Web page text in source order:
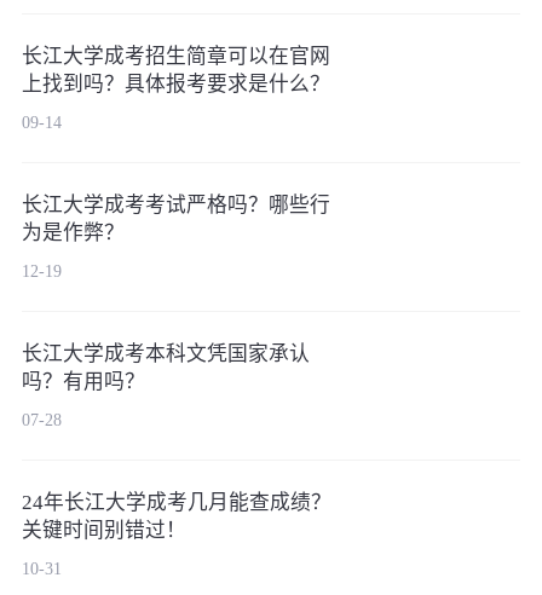
长江大学成考招生简章可以在官网
上找到吗？具体报考要求是什么？
09-14
长江大学成考考试严格吗？哪些行
为是作弊？
12-19
长江大学成考本科文凭国家承认
吗？有用吗？
07-28
24年长江大学成考几月能查成绩？
关键时间别错过！
10-31